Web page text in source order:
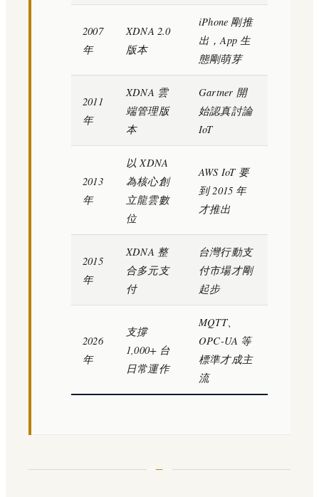
2007
年
XDNA 2.0
版本
iPhone 剛推
出，App 生
態剛萌芽
2011
年
XDNA 雲
端管理版
本
Gartner 開
始認真討論
IoT
2013
年
以 XDNA
為核心創
立龍雲數
位
AWS IoT 要
到 2015 年
才推出
2015
年
XDNA 整
合多元支
付
台灣行動支
付市場才剛
起步
2026
年
支撐
1,000+ 台
日常運作
MQTT、
OPC-UA 等
標準才成主
流